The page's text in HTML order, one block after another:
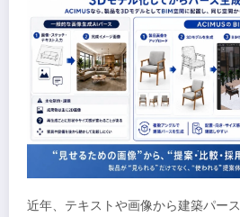
近年、テキストや画像から建築パー